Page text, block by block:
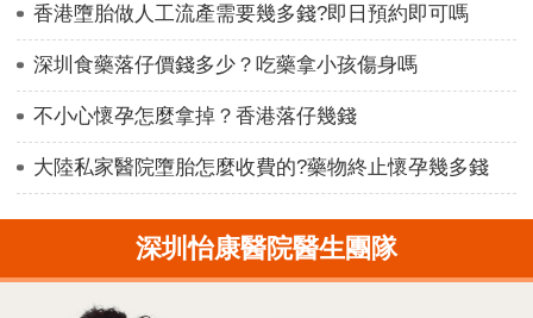
香港墮胎做人工流產需要幾多錢?即日預約即可嗎
深圳食藥落仔價錢多少？吃藥拿小孩傷身嗎
不小心懷孕怎麼拿掉？香港落仔幾錢
大陸私家醫院墮胎怎麼收費的?藥物終止懷孕幾多錢
深圳怡康醫院醫生團隊